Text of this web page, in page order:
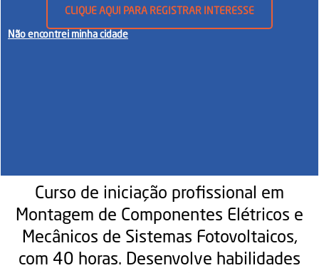
CLIQUE AQUI PARA REGISTRAR INTERESSE
Não encontrei minha cidade
Curso de iniciação profissional em
Montagem de Componentes Elétricos e
Mecânicos de Sistemas Fotovoltaicos,
com 40 horas. Desenvolve habilidades